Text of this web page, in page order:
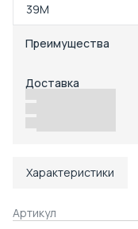
39M
Преимущества
Примерка при
Возможность
Доставка
Характеристики
Артикул